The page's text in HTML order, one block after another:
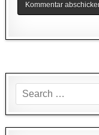
Search
for: